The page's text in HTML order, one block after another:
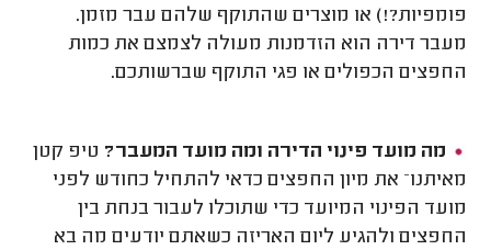
פומפיות?!) או מוצרים שהתוקף שלהם עבר מזמן.
מעבר דירה הוא הזדמנות מעולה לצמצם את כמות
החפצים הכפולים או פגי התוקף שברשותכם.
מה מועד פינוי הדירה ומה מועד המעבר? טיפ קטן
מאיתנו– את מיון החפצים כדאי להתחיל כחודש לפני
מועד הפינוי המיועד כדי שתוכלו לעבור בנחת בין
החפצים ולהגיע ליום האריזה כשאתם יודעים מה בא